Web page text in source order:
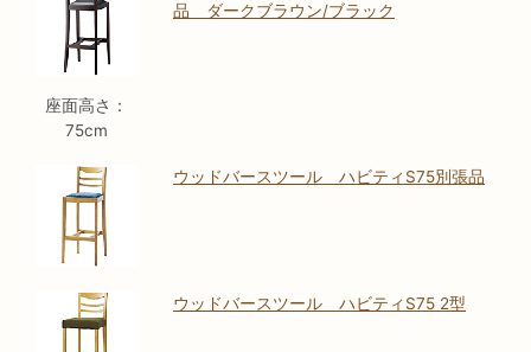
座面高さ：
75cm
品 ダークブラウン/ブラック
ウッドバースツール ハビティS75別張品
ウッドバースツール ハビティS75 2型